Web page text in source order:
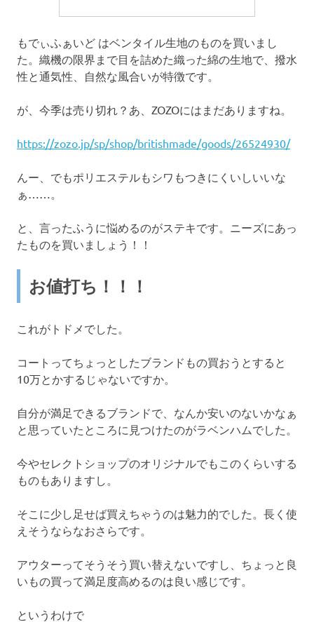
もでぃふぁいど はベンタイル生地のものを買いまし
た。織機の限界まで目を詰めた織った綿の生地で、撥水
性と通気性、自然な風合いが特徴です。
が、今季は売り切れ？あ、ZOZOにはまだありますね。
https://zozo.jp/sp/shop/britishmade/goods/26524930/
んー、でもポリエステルもシワもつきにくいしいいな
ぁ……。
と、言ったふうに悩めるのがステキです。ニーズにあっ
たものを買いましょう！！
お値打ち！！！
これがトドメでした。
コートってちょっとしたブランドもの買おうとすると
10万とかするじゃないですか。
自分が満足できるブランドで、なんか安いのないかなぁ
と思っていたところに見つけたのがラベンハムでした。
今やセレクトショップのオリジナルでもこのくらいする
ものもありますし。
そこに少し足せば買えちゃうのは魅力的でした。長く使
えそうならなおさらです。
アウターってそうそう買い替えないですし、ちょっと良
いもの買って満足度高めるのは良い感じです。
というわけで